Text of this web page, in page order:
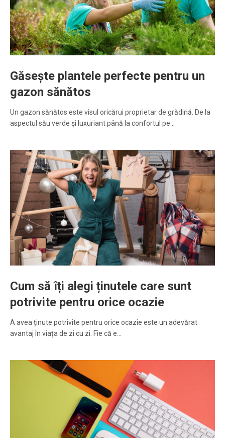
Găsește plantele perfecte pentru un
gazon sănătos
Un gazon sănătos este visul oricărui proprietar de grădină. De la
aspectul său verde și luxuriant până la confortul pe…
Cum să îți alegi ținutele care sunt
potrivite pentru orice ocazie
A avea ținute potrivite pentru orice ocazie este un adevărat
avantaj în viața de zi cu zi. Fie că e…